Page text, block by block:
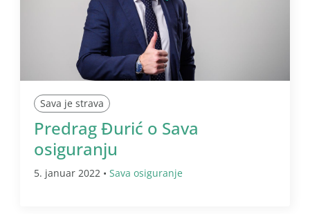
Sava je strava
Predrag Đurić o Sava
osiguranju
5. januar 2022 • Sava osiguranje